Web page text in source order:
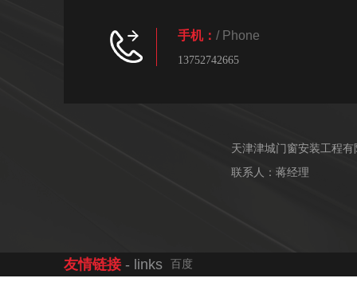
手机： / Phone
13752742665
天津津城门窗安装工程有
联系人：蒋经理
友情链接 - links 百度